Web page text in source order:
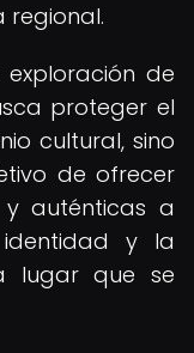
de
proteger el
cultural, sino
de ofrecer
y auténticas a
y la
lugar que se